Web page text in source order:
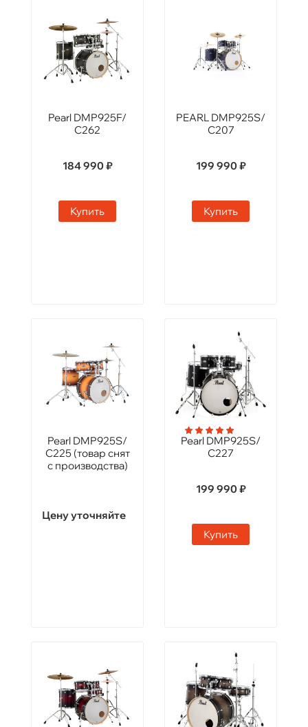
Pearl DMP925F/
C262
184 990 ₽
Купить
PEARL DMP925S/
C207
199 990 ₽
Купить
Pearl DMP925S/
C225 (товар снят
с производства)
Цену уточняйте
Pearl DMP925S/
C227
199 990 ₽
Купить